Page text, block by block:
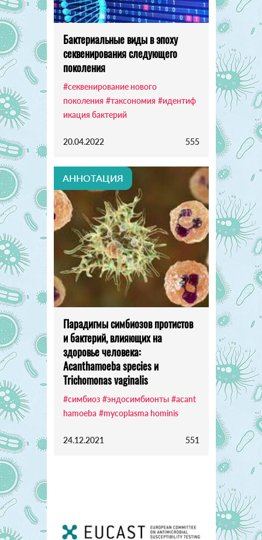
Бактериальные виды в эпоху
секвенирования следующего
поколения
#секвенирование нового
поколения #таксономия #идентиф
икация бактерий
20.04.2022 555
АННОТАЦИЯ
Парадигмы симбиозов протистов
и бактерий, влияющих на
здоровье человека:
Acanthamoeba species и
Trichomonas vaginalis
#симбиоз #эндосимбионты #acant
hamoeba #mycoplasma hominis
24.12.2021 551